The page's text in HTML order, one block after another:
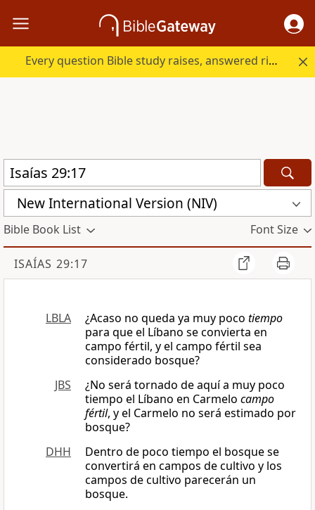
Every question Bible study raises, answered right here.
New International Version (NIV)
Bible Book List Font Size
ISAÍAS 29:17
LBLA ¿Acaso no queda ya muy poco tiempo
para que el Líbano se convierta en
campo fértil, y el campo fértil sea
considerado bosque?
JBS
¿No será tornado de aquí a muy poco
tiempo el Líbano en Carmelo campo
fértil, y el Carmelo no será estimado por
bosque?
DHH
Dentro de poco tiempo el bosque se
convertirá en campos de cultivo y los
campos de cultivo parecerán un
bosque.